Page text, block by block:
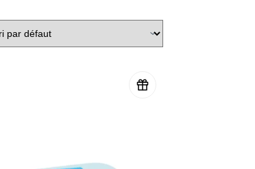
au Maroc –
Tous les produits